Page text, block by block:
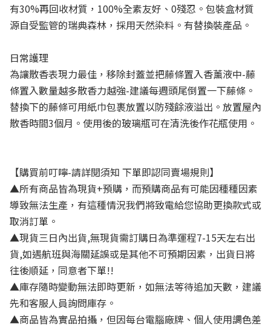
有30%再回收材質，100%全素友好、0殘忍。包裝盒材質
源自受監管的瑞典森林，採用天然染料。有替換裝產品。
日常護理
為讓散香表現力最佳，移除封蓋並把藤條置入香薰液中-藤
條置入數量越多散香力越強-建議每週頭尾倒置一下藤條。
替換下的藤條可用紙巾包裹放置以防殘餘液溢出。放置屋內
散香時間3個月。使用後的玻璃瓶可在清洗後作花瓶使用。
【購買前叮嚀-請詳閱須知 下單即認同賣場規則】
▲所有商品皆為現貨+預購，而預購商品有可能因種種因素
導致無法生產，有這種情況我們將致電給您協助更換款式或
取消訂單。
▲現貨三日內出貨,無現貨需訂購日為準運程7-15天左右出
貨,如遇航班與海關延誤或是其他不可預期因素，出貨日將
往後順延，同意者下單!!
▲庫存隨時變動無法即時更新，如無法等待追加天數，建議
先和客服人員詢問庫存。
▲商品皆為實品拍攝，但因每台電腦廠牌、個人使用調色差